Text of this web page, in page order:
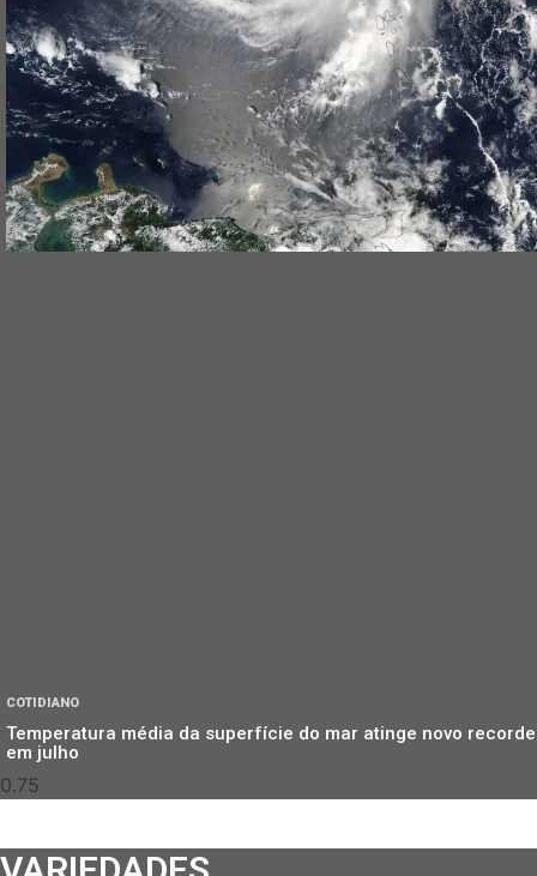
COTIDIANO
Temperatura média da superfície do mar atinge novo recorde
em julho